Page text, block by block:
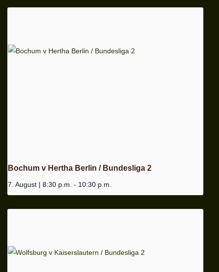
Bochum v Hertha Berlin / Bundesliga 2
7. August | 8:30 p.m. - 10:30 p.m.